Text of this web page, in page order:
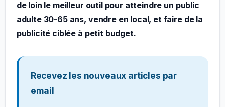
de loin le meilleur outil pour atteindre un public
adulte 30-65 ans, vendre en local, et faire de la
publicité ciblée à petit budget.
Recevez les nouveaux articles par
email